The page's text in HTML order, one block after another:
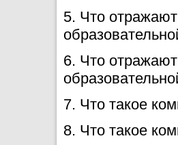
5. Что
6. Что
7. Что такое
8. Что такое